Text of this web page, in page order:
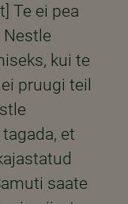
Te ei pea
kui te
pruugi teil
et
saate